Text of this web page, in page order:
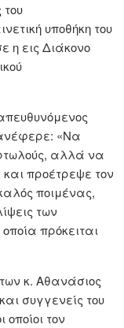
υποθήκη του
η εις Διάκονο
«Να
αλλά να
προέτρεψε τον
ποιμένας,
των
πρόκειται
κ. Αθανάσιος
συγγενείς του
οποίοι τον